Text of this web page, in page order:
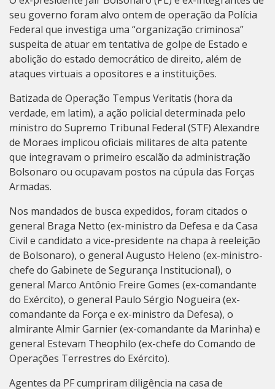
seu governo foram alvo ontem de operação da Polícia
Federal que investiga uma “organização criminosa”
suspeita de atuar em tentativa de golpe de Estado e
abolição do estado democrático de direito, além de
ataques virtuais a opositores e a instituições.
Batizada de Operação Tempus Veritatis (hora da
verdade, em latim), a ação policial determinada pelo
ministro do Supremo Tribunal Federal (STF) Alexandre
de Moraes implicou oficiais militares de alta patente
que integravam o primeiro escalão da administração
Bolsonaro ou ocupavam postos na cúpula das Forças
Armadas.
Nos mandados de busca expedidos, foram citados o
general Braga Netto (ex-ministro da Defesa e da Casa
Civil e candidato a vice-presidente na chapa à reeleição
de Bolsonaro), o general Augusto Heleno (ex-ministro-
chefe do Gabinete de Segurança Institucional), o
general Marco Antônio Freire Gomes (ex-comandante
do Exército), o general Paulo Sérgio Nogueira (ex-
comandante da Força e ex-ministro da Defesa), o
almirante Almir Garnier (ex-comandante da Marinha) e
general Estevam Theophilo (ex-chefe do Comando de
Operações Terrestres do Exército).
Agentes da PF cumpriram diligência na casa de